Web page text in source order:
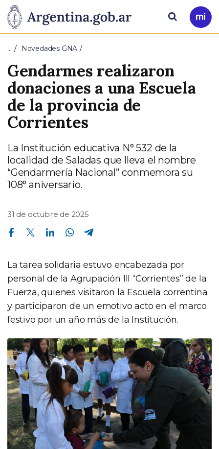
Presidencia
de
la
Nación
Pasar al contenido principal
Ir
a
Buscar
… Novedades GNA
Gendarmes realizaron
donaciones a una Escuela
de la provincia de
Corrientes
La Institución educativa N° 532 de la
localidad de Saladas que lleva el nombre
“Gendarmería Nacional” conmemora su
108° aniversario.
31 de octubre de 2025
Compartir en Facebook Compartir en Twitter Compartir en Linkedin Compartir en Whatsapp
La tarea solidaria estuvo encabezada por
personal de la Agrupación III “Corrientes” de la
Fuerza, quienes visitaron la Escuela correntina
y participaron de un emotivo acto en el marco
festivo por un año más de la Institución.